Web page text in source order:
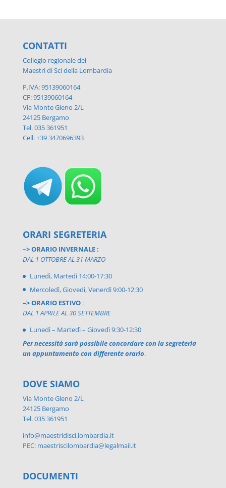
CONTATTI
Collegio regionale dei
Maestri di Sci della Lombardia
P.IVA: 95139060164
CF: 95139060164
Via Monte Gleno 2/L
24125 Bergamo
Tel. 035 361951
Cell. +39 3470696393
ORARI SEGRETERIA
–> ORARIO INVERNALE :
DAL 1 OTTOBRE AL 31 MARZO
Lunedì, Martedì 14:00-17:30
Mercoledì, Giovedì, Venerdì 9:00-12:30
–> ORARIO ESTIVO:
DAL 1 APRILE AL 30 SETTEMBRE
Lunedì – Martedì – Giovedì 9:30-12:30
Per necessità sarà possibile concordare con la segreteria
un appuntamento con differente orario.
DOVE SIAMO
Via Monte Gleno 2/L
24125 Bergamo
Tel. 035 361951
info@maestridisci.lombardia.it
PEC: maestriscilombardia@legalmail.it
DOCUMENTI